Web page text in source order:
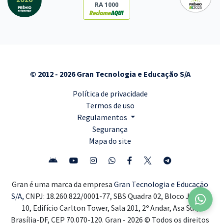
RA 1000
© 2012 - 2026 Gran Tecnologia e Educação S/A
Política de privacidade
Termos de uso
Regulamentos
Segurança
Mapa do site
Gran é uma marca da empresa Gran Tecnologia e Educação
S/A, CNPJ: 18.260.822/0001-77, SBS Quadra 02, Bloco J, Lote
10, Edifício Carlton Tower, Sala 201, 2º Andar, Asa Sul,
Brasília-DF, CEP 70.070-120. Gran - 2026 © Todos os direitos